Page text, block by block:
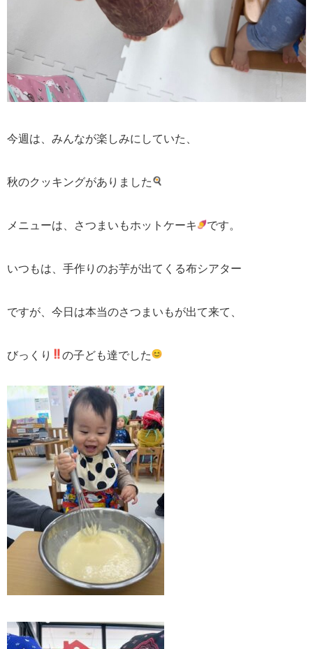
今週は、みんなが楽しみにしていた、
秋のクッキングがありました
メニューは、さつまいもホットケーキ です。
いつもは、手作りのお芋が出てくる布シアター
ですが、 今日は本当のさつまいもが出て来て、
びっくり の子ども達でした